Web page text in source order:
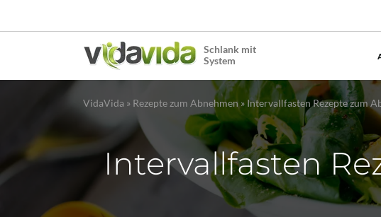
Schlank mit
System
VidaVida » Rezepte zum Abnehmen » Intervallfasten Rezepte zum
Intervallfasten